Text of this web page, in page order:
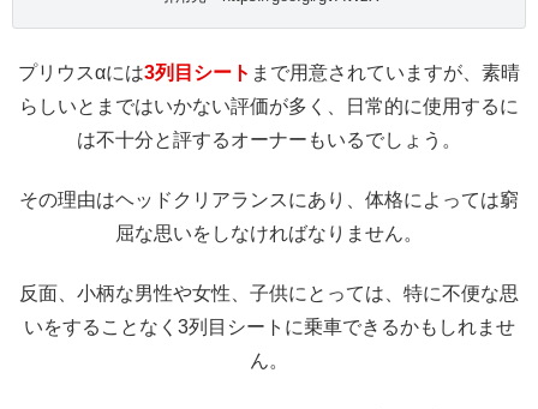
プリウスαには3列目シート まで用意されていますが、素晴
らしいとまではいかない評価が多く、日常的に使用するに
は不十分と評するオーナーもいるでしょう。
その理由はヘッドクリアランスにあり、体格によっては窮
屈な思いをしなければなりません。
反面、小柄な男性や女性、子供にとっては、特に不便な思
いをすることなく3列目シートに乗車できるかもしれませ
ん。